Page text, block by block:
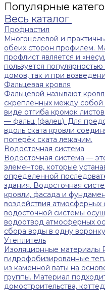
Популярные
Весь каталог
Профнастил
Многоцелевой и
обеих сторон профилем.
профлист является и
пользуется
домов, так и при
Фальцевая кровля
Фальцевой называют
скреплённых между
виде отгиба кромок
— фальц (фалец). Для
вдоль ската кровли
поперёк ската лежачим.
Водосточная система
Водосточная система —
элементов, которые
определенной
здания. Водосточная
кровли, фасада и
воздействия
водосточной системы
водоотвод атмосферных
сбора воды в одну
Утеплитель
Изоляционные
гидрофобизированные
из каменной ваты на
группы. Материал
домостроительства,